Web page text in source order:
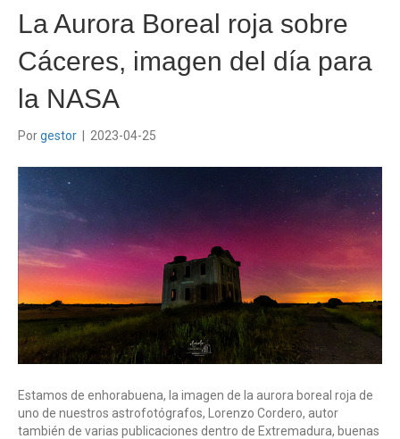
La Aurora Boreal roja sobre
Cáceres, imagen del día para
la NASA
Porgestor 2023-04-25
Estamos de enhorabuena, la imagen de la aurora boreal roja de
uno de nuestros astrofotógrafos, Lorenzo Cordero, autor
también de varias publicaciones dentro de Extremadura, buenas